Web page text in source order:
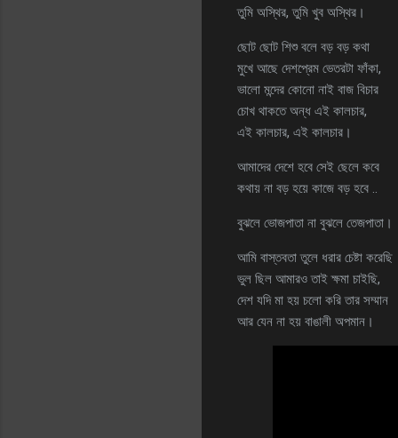
তুমি অস্থির, তুমি খুব অস্থির।
ছোট ছোট শিশু বলে বড় বড় কথা
মুখে আছে দেশপ্রেম ভেতরটা ফাঁকা,
ভালো মন্দের কোনো নাই বাজ বিচার
চোখ থাকতে অন্ধ এই কালচার,
এই কালচার, এই কালচার।
আমাদের দেশে হবে সেই ছেলে কবে
কথায় না বড় হয়ে কাজে বড় হবে ..
বুঝলে ভোজপাতা না বুঝলে তেজপাতা।
আমি বাস্তবতা তুলে ধরার চেষ্টা করেছি
ভুল ছিল আমারও তাই ক্ষমা চাইছি,
দেশ যদি মা হয় চলো করি তার সম্মান
আর যেন না হয় বাঙালী অপমান।